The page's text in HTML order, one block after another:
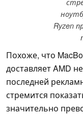
Ryzen
Похоже, что
доставляет AMD
последней
стремится
значительно